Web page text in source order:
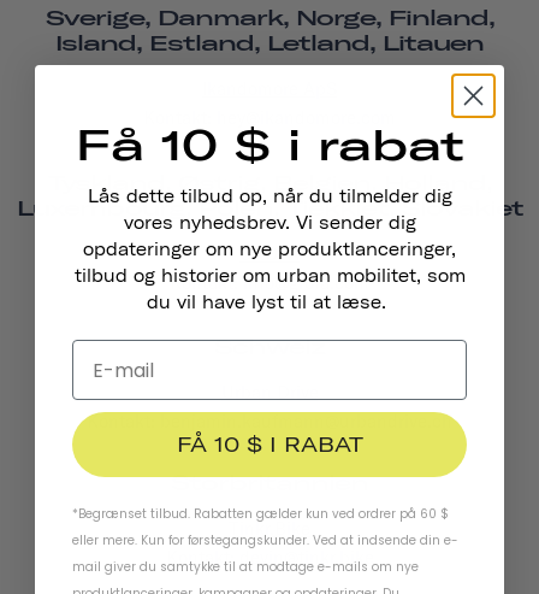
Sverige, Danmark, Norge, Finland,
Island, Estland, Letland, Litauen
Tyskland, Østrig, Belgien, Holland,
Luxembourg, Polen, Tjekkiet, Slovakiet
GROFA
Kontakt: info@grofa.com
Schweiz
Kontakt: benjamin.kaufmann@urbandrive.ch
Storbritannien
Tinkr.Bike
Kontakt: devin@tinkr.bike
Få 10 $ i rabat
Lås dette tilbud op, når du tilmelder dig
vores nyhedsbrev. Vi sender dig
opdateringer om nye produktlanceringer,
tilbud og historier om urban mobilitet, som
du vil have lyst til at læse.
FÅ 10 $ I RABAT
*Begrænset tilbud. Rabatten gælder kun ved ordrer på 60 $
eller mere. Kun for førstegangskunder. Ved at indsende din e-
mail giver du samtykke til at modtage e-mails om nye